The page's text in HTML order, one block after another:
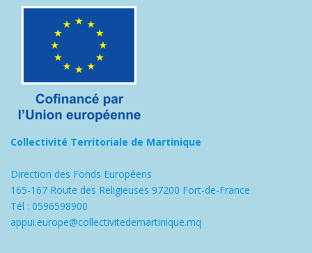
Collectivité Territoriale de Martinique
Direction des Fonds Européens
165-167 Route des Religieuses 97200 Fort-de-France
Tél : 0596598900
appui.europe@collectivitedemartinique.mq